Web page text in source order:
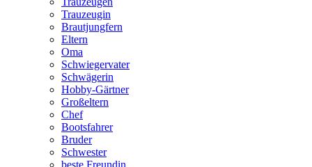
Trauzeugin
Brautjungfern
Eltern
Oma
Schwiegervater
Schwägerin
Hobby-Gärtner
Großeltern
Chef
Bootsfahrer
Bruder
Schwester
beste Freundin